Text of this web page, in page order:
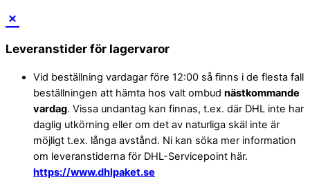
Leveranstider för lagervaror
Vid beställning vardagar före 12:00 så finns i de flesta fall
beställningen att hämta hos valt ombud nästkommande
vardag. Vissa undantag kan finnas, t.ex. där DHL inte har
daglig utkörning eller om det av naturliga skäl inte är
möjligt t.ex. långa avstånd. Ni kan söka mer information
om leveranstiderna för DHL-Servicepoint här.
https://www.dhlpaket.se